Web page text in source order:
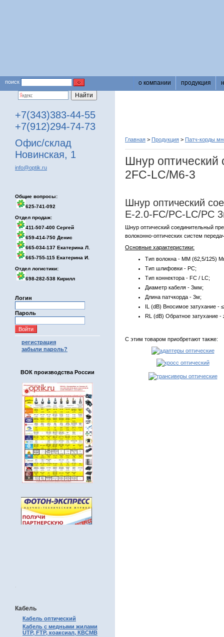
поиск о компании продукция
+7(343)383-44-55
+7(912)294-74-73
Офис/склад
Новинская, 1
info@optik.ru
Общие вопросы:
625-741-092
Отдел продаж:
411-507-400 Сергей
659-414-750 Денис
665-034-137 Екатерина Л.
665-755-115 Екатерина И.
Отдел логистики:
698-282-538 Кирилл
Логин
Пароль
регистрация
забыли пароль?
ВОК производства России
.
Кабель
Кабель оптический
Кабель с медными жилами
UTP, FTP, коаксиал, КВСМВ
Главная > Продукция > Патч-корды
Шнур оптический
2FC-LC/M6-3
Шнур оптический
Е-2.0-FC/PC-LC/PC
Шнур оптический соединительный
волоконно-оптических систем
Основные характеристики:
Тип волокна - MM (62,5/125)
Тип шлифовки - PC;
Тип коннектора - FC / LC;
Диаметр кабеля - 3мм;
Длина патчкорда - 3м;
IL (dB) Вносимое затухание -
RL (dB) Обратное затухание -
С этим товаром приобретают также: